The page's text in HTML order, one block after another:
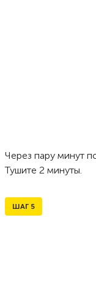
Через пару минут
Тушите 2 минуты.
ШАГ 5